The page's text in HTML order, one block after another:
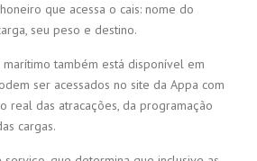
que acessa o cais: nome do
seu peso e destino.
também está disponível em
ser acessados no site da Appa com
real das atracações, da programação
cargas.